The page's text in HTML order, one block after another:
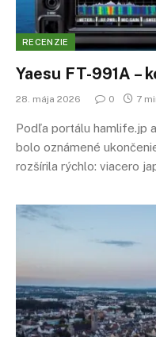
RECENZIE
Yaesu FT-991A –
28. mája 2026 0 7
Podľa portálu hamlife.jp
bolo oznámené
rozšírila rýchlo: viacero